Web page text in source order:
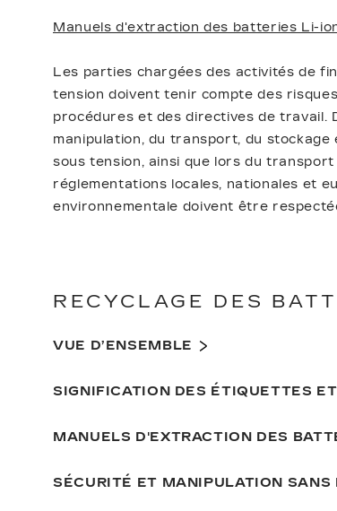
Manuels d'extraction des batteries Li-
Les parties chargées des activités de
tension doivent tenir compte des
procédures et des directives de travail.
manipulation, du transport, du
sous tension, ainsi que lors du
réglementations locales, nationales et
environnementale doivent être
RECYCLAGE DES
VUE D’ENSEMBLE
SIGNIFICATION DES ÉTIQUETTES
MANUELS D'EXTRACTION DES
SÉCURITÉ ET MANIPULATION SANS